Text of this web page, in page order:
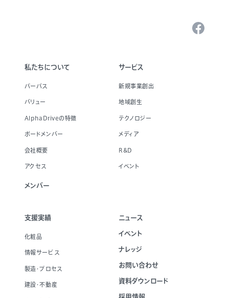
私たちについて
パーパス
バリュー
AlphaDriveの特徴
ボードメンバー
会社概要
アクセス
メンバー
サービス
新規事業創出
地域創生
テクノロジー
メディア
R&D
イベント
支援実績
化粧品
情報サービス
製造・プロセス
建設・不動産
ニュース
イベント
ナレッジ
お問い合わせ
資料ダウンロード